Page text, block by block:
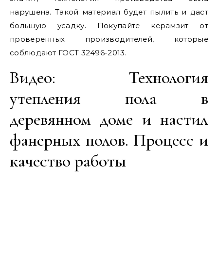
нарушена. Такой материал будет пылить и даст
большую усадку. Покупайте керамзит от
проверенных производителей, которые
соблюдают ГОСТ 32496-2013.
Видео: Технология
утепления пола в
деревянном доме и настил
фанерных полов. Процесс и
качество работы